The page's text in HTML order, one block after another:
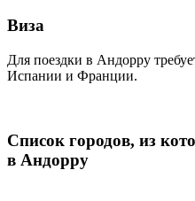
Виза
Для поездки в Андорру
Испании и Франции.
Список городов, из
в Андорру